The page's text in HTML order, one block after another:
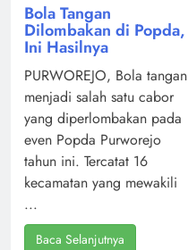
Bola Tangan
Dilombakan di Popda,
Ini Hasilnya
PURWOREJO, Bola tangan
menjadi salah satu cabor
yang diperlombakan pada
even Popda Purworejo
tahun ini. Tercatat 16
kecamatan yang mewakili
...
Baca Selanjutnya